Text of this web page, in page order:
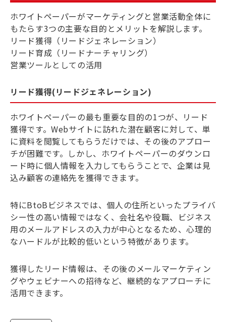
ホワイトペーパーがマーケティングと営業活動全体に
もたらす3つの主要な目的とメリットを解説します。
リード獲得（リードジェネレーション）
リード育成（リードナーチャリング）
営業ツールとしての活用
リード獲得(リードジェネレーション)
ホワイトペーパーの最も重要な目的の1つが、リード
獲得です。Webサイトに訪れた潜在顧客に対して、単
に資料を閲覧してもらうだけでは、その後のアプロー
チが困難です。しかし、ホワイトペーパーのダウンロ
ード時に個人情報を入力してもらうことで、企業は見
込み顧客の連絡先を獲得できます。
特にBtoBビジネスでは、個人の住所といったプライバ
シー性の高い情報ではなく、会社名や役職、ビジネス
用のメールアドレスの入力が中心となるため、心理的
なハードルが比較的低いという特徴があります。
獲得したリード情報は、その後のメールマーケティン
グやウェビナーへの招待など、継続的なアプローチに
活用できます。